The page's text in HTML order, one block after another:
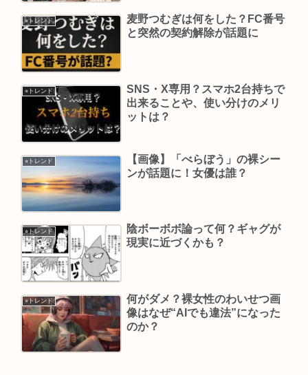
⭐︎トレンド
麦野つむぎは何をした？FC番号
と突然の契約解除が話題に
⭐︎トレンド
SNS・X専用？スマホ2台持ちで
出来ることや、使い分けのメリ
ットは？
⭐︎トレンド
【画像】「べらぼう」の裸シー
ンが話題に！女優は誰？
⭐︎トレンド
陰ボーボボ論って何？ギャグが
現実に近づくかも？
⭐︎トレンド
何がダメ？裸女性のわいせつ画
像はなぜ“AIでも違法”になった
のか？